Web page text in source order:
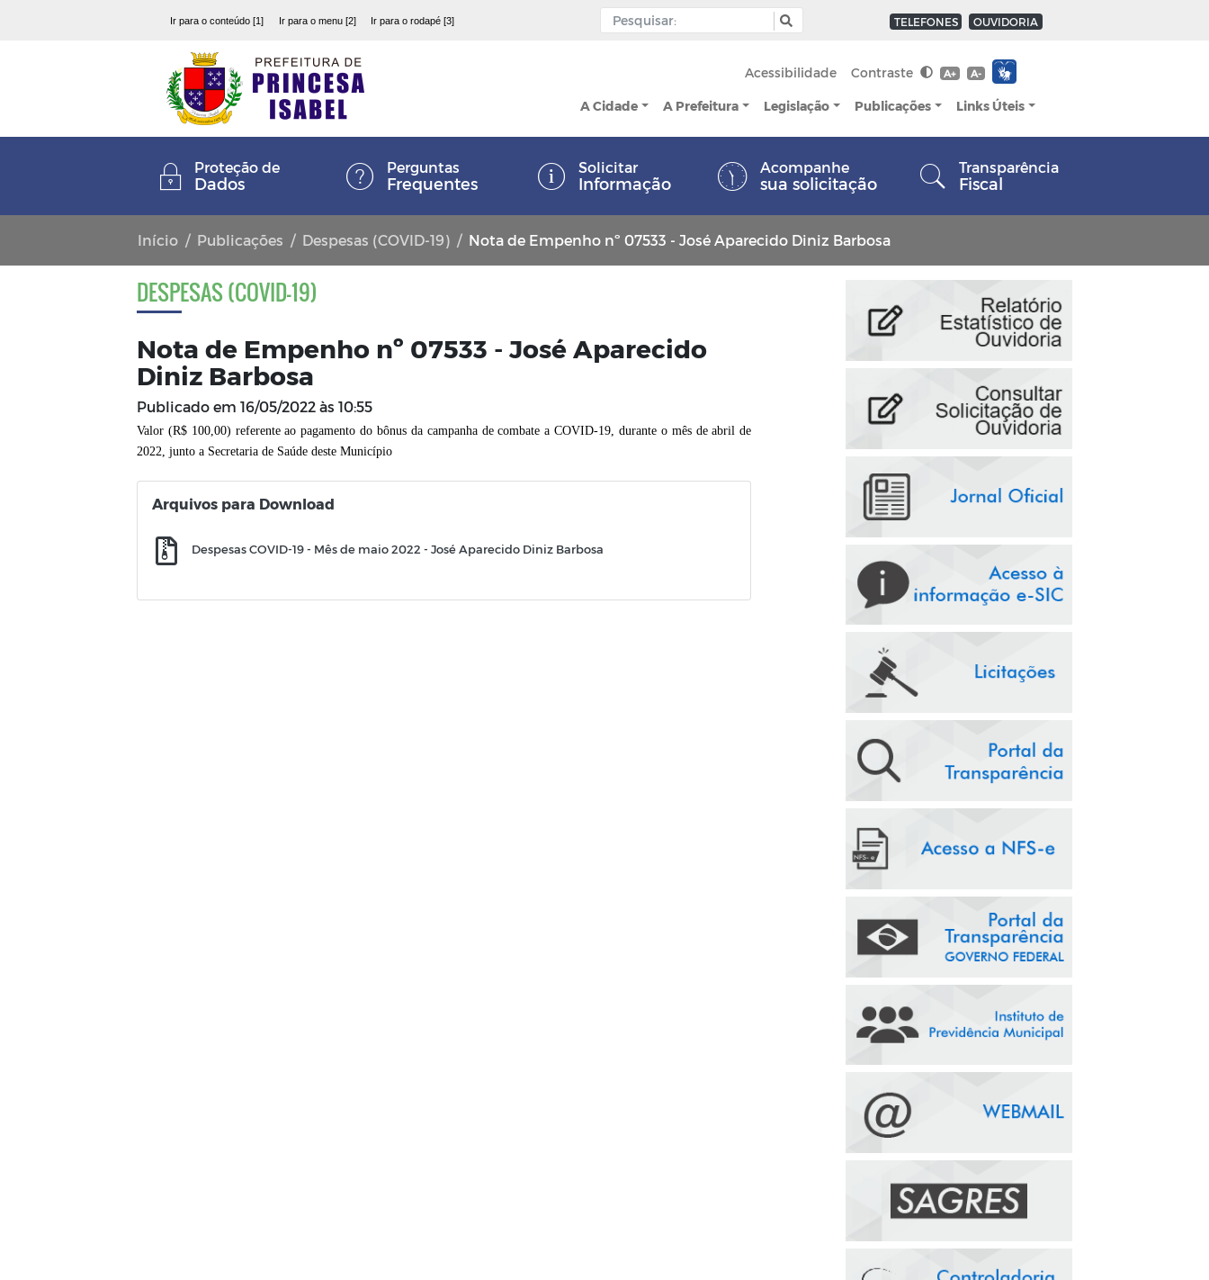
Ir para o conteúdo [1] Ir para o menu [2] Ir para o rodapé [3] TELEFONES OUVIDORIA
Acessibilidade Contraste A+ A-
A Cidade A Prefeitura Legislação Publicações Links Úteis
Proteção de
Dados
Perguntas
Frequentes
Solicitar
Informação
Acompanhe
sua solicitação
Transparência
Fiscal
Início Publicações Despesas (COVID-19) Nota de Empenho nº 07533 - José Aparecido Diniz Barbosa
DESPESAS (COVID-19)
Nota de Empenho nº 07533 - José Aparecido
Diniz Barbosa
Publicado em 16/05/2022 às 10:55
Valor (R$ 100,00) referente ao pagamento do bônus da campanha de combate a COVID-19, durante o mês de abril de
2022, junto a Secretaria de Saúde deste Município
Arquivos para Download
Despesas COVID-19 - Mês de maio 2022 - José Aparecido Diniz Barbosa